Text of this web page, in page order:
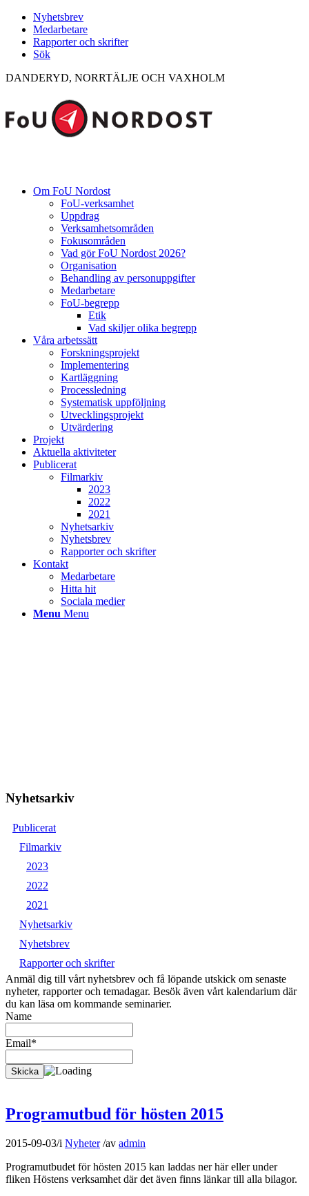
Nyhetsbrev
Medarbetare
Rapporter och skrifter
Sök
DANDERYD, NORRTÄLJE OCH VAXHOLM
Om FoU Nordost
FoU-verksamhet
Uppdrag
Verksamhetsområden
Fokusområden
Vad gör FoU Nordost 2026?
Organisation
Behandling av personuppgifter
Medarbetare
FoU-begrepp
Etik
Vad skiljer olika begrepp
Våra arbetssätt
Forskningsprojekt
Implementering
Kartläggning
Processledning
Systematisk uppföljning
Utvecklingsprojekt
Utvärdering
Projekt
Aktuella aktiviteter
Publicerat
Filmarkiv
2023
2022
2021
Nyhetsarkiv
Nyhetsbrev
Rapporter och skrifter
Kontakt
Medarbetare
Hitta hit
Sociala medier
Menu Menu
Nyhetsarkiv
Publicerat
Filmarkiv
2023
2022
2021
Nyhetsarkiv
Nyhetsbrev
Rapporter och skrifter
Anmäl dig till vårt nyhetsbrev och få löpande utskick om senaste
nyheter, rapporter och temadagar. Besök även vårt kalendarium där
du kan läsa om kommande seminarier.
Name
Email*
Programutbud för hösten 2015
2015-09-03/i Nyheter /av admin
Programutbudet för hösten 2015 kan laddas ner här eller under
fliken Höstens verksamhet där det även finns länkar till alla bilagor.